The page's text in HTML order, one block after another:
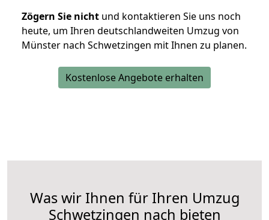
Zögern Sie nicht und kontaktieren Sie uns noch
heute, um Ihren deutschlandweiten Umzug von
Münster nach Schwetzingen mit Ihnen zu planen.
Kostenlose Angebote erhalten
Was wir Ihnen für Ihren Umzug
Schwetzingen nach bieten